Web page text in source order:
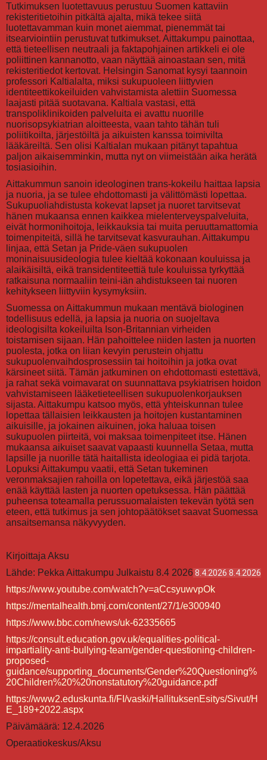
Tutkimuksen luotettavuus perustuu Suomen kattaviin
rekisteritietoihin pitkältä ajalta, mikä tekee siitä
luotettavamman kuin monet aiemmat, pienemmät tai
itsearviointiin perustuvat tutkimukset. Aittakumpu painottaa,
että tieteellisen neutraali ja faktapohjainen artikkeli ei ole
poliittinen kannanotto, vaan näyttää ainoastaan sen, mitä
rekisteritiedot kertovat. Helsingin Sanomat kysyi taannoin
professori Kaltialalta, miksi sukupuoleen liittyvien
identiteettikokeiluiden vahvistamista alettiin Suomessa
laajasti pitää suotavana. Kaltiala vastasi, että
transpoliklinikoiden palveluita ei avattu nuorille
nuorisopsykiatrian aloitteesta, vaan tahto tähän tuli
poliitikoilta, järjestöiltä ja aikuisten kanssa toimivilta
lääkäreiltä. Sen olisi Kaltialan mukaan pitänyt tapahtua
paljon aikaisemminkin, mutta nyt on viimeistään aika herätä
tosiasioihin.
Aittakummun sanoin ideologinen trans-kokeilu haittaa lapsia
ja nuoria, ja se tulee ehdottomasti ja välittömästi lopettaa.
Sukupuoliahdistusta kokevat lapset ja nuoret tarvitsevat
hänen mukaansa ennen kaikkea mielenterveyspalveluita,
eivät hormonihoitoja, leikkauksia tai muita peruuttamattomia
toimenpiteitä, sillä he tarvitsevat kasvurauhan. Aittakumpu
linjaa, että Setan ja Pride-väen sukupuolen
moninaisuusideologia tulee kieltää kokonaan kouluissa ja
alaikäisiltä, eikä transidentiteettiä tule kouluissa tyrkyttää
ratkaisuna normaaliin teini-iän ahdistukseen tai nuoren
kehitykseen liittyviin kysymyksiin.
Suomessa on Aittakummun mukaan mentävä biologinen
todellisuus edellä, ja lapsia ja nuoria on suojeltava
ideologisilta kokeiluilta Ison-Britannian virheiden
toistamisen sijaan. Hän pahoittelee niiden lasten ja nuorten
puolesta, jotka on liian kevyin perustein ohjattu
sukupuolenvaihdosprosessiin tai hoitoihin ja jotka ovat
kärsineet siitä. Tämän jatkuminen on ehdottomasti estettävä,
ja rahat sekä voimavarat on suunnattava psykiatrisen hoidon
vahvistamiseen lääketieteellisen sukupuolenkorjauksen
sijasta. Aittakumpu katsoo myös, että yhteiskunnan tulee
lopettaa tällaisien leikkausten ja hoitojen kustantaminen
aikuisille, ja jokainen aikuinen, joka haluaa toisen
sukupuolen piirteitä, voi maksaa toimenpiteet itse. Hänen
mukaansa aikuiset saavat vapaasti kuunnella Setaa, mutta
lapsille ja nuorille tätä haitallista ideologiaa ei pidä tarjota.
Lopuksi Aittakumpu vaatii, että Setan tukeminen
veronmaksajien rahoilla on lopetettava, eikä järjestöä saa
enää käyttää lasten ja nuorten opetuksessa. Hän päättää
puheensa toteamalla perussuomalaisten tekevän työtä sen
eteen, että tutkimus ja sen johtopäätökset saavat Suomessa
ansaitsemansa näkyvyyden.
Kirjoittaja Aksu
Lähde: Pekka Aittakumpu Julkaistu 8.4 20268.4.2026 8.4.2026
https://www.youtube.com/watch?v=aCcsyuwvpOk
https://mentalhealth.bmj.com/content/27/1/e300940
https://www.bbc.com/news/uk-62335665
https://consult.education.gov.uk/equalities-political-
impartiality-anti-bullying-team/gender-questioning-children-
proposed-
guidance/supporting_documents/Gender%20Questioning%
20Children%20%20nonstatutory%20guidance.pdf
https://www2.eduskunta.fi/FI/vaski/HallituksenEsitys/Sivut/H
E_189+2022.aspx
Päivämäärä: 12.4.2026
Operaatiokeskus/Aksu